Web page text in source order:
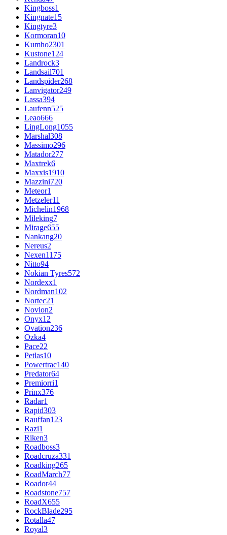
Kingboss1
Kingnate15
Kingtyre3
Kormoran10
Kumho2301
Kustone124
Landrock3
Landsail701
Landspider268
Lanvigator249
Lassa394
Laufenn525
Leao666
LingLong1055
Marshal308
Massimo296
Matador277
Maxtrek6
Maxxis1910
Mazzini720
Meteor1
Metzeler11
Michelin1968
Mileking7
Mirage655
Nankang20
Nereus2
Nexen1175
Nitto94
Nokian Tyres572
Nordexx1
Nordman102
Nortec21
Novion2
Onyx12
Ovation236
Ozka4
Pace22
Petlas10
Powertrac140
Predator64
Premiorri1
Prinx376
Radar1
Rapid303
Rauffan123
Razi1
Riken3
Roadboss3
Roadcruza331
Roadking265
RoadMarch77
Roador44
Roadstone757
RoadX655
RockBlade295
Rotalla47
Royal3